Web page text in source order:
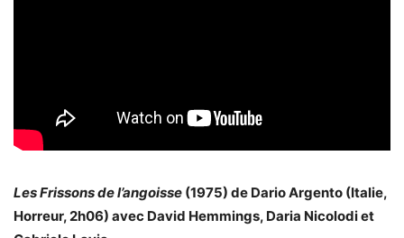
Les Frissons de l’angoisse (1975) de Dario Argento (Italie,
Horreur, 2h06) avec David Hemmings, Daria Nicolodi et